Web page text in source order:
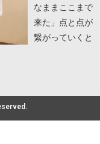
なままここまで
来た」点と点が
繋がっていくと